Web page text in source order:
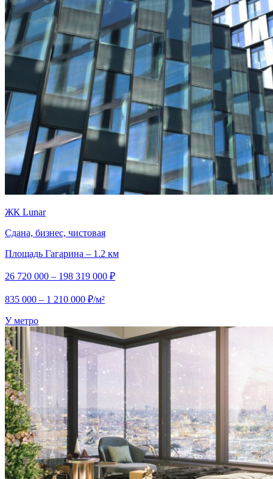
ЖК Lunar
Сдана, бизнес, чистовая
Площадь Гагарина – 1.2 км
26 720 000 – 198 319 000 ₽
835 000 – 1 210 000 ₽/м²
У метро